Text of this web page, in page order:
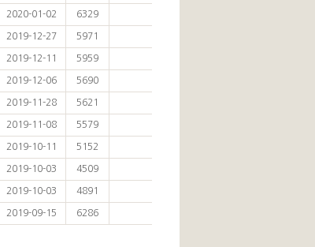
2020-01-02 6329
2019-12-27 5971
2019-12-11 5959
2019-12-06 5690
2019-11-28 5621
2019-11-08 5579
2019-10-11 5152
2019-10-03 4509
2019-10-03 4891
2019-09-15 6286